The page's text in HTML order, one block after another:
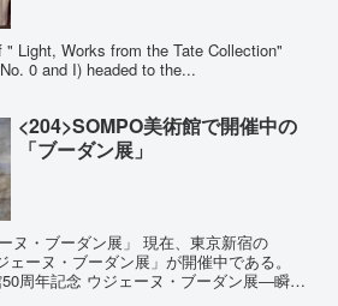
Light, Works from the Tate Collection"
0 and I) headed to the...
<204>SOMPO美術館で開催中の
「ブーダン展」
ヌ・ブーダン展」 現在、東京新宿の
ーヌ・ブーダン展」が開催中である。
周年記念 ウジェーヌ・ブーダン展―瞬間